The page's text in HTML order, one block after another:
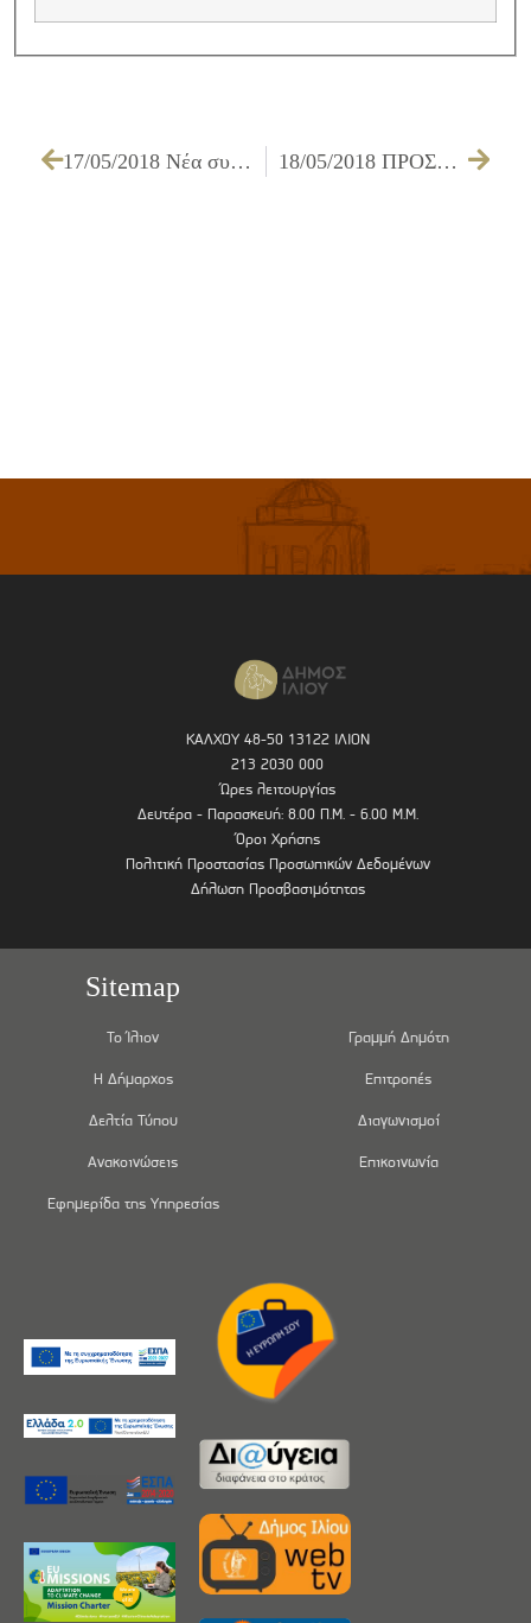
17/05/2018 Νέα συνάντηση Λέσχης Ανάγνωσης Δήμου Ιλίου 18/05/2018 ΠΡΟΣΚΛΗΣΗ ΤΩΝ ΜΕΛΩΝ ΤΗΣ ΟΙΚΟΝΟΜΙΚΗΣ ΕΠΙΤΡΟΠΗΣ ΓΙΑ ΤΗΝ 24/05/2018
ΚΑΛΧΟΥ 48-50 13122 ΙΛΙΟΝ
213 2030 000
Ώρες λειτουργίας
Δευτέρα - Παρασκευή: 8.00 Π.Μ. - 6.00 Μ.Μ.
Όροι Χρήσης
Πολιτική Προστασίας Προσωπικών Δεδομένων
Δήλωση Προσβασιμότητας
Sitemap
Το Ίλιον
Η Δήμαρχος
Δελτία Τύπου
Ανακοινώσεις
Εφημερίδα της Υπηρεσίας
Γραμμή Δημότη
Επιτροπές
Διαγωνισμοί
Επικοινωνία